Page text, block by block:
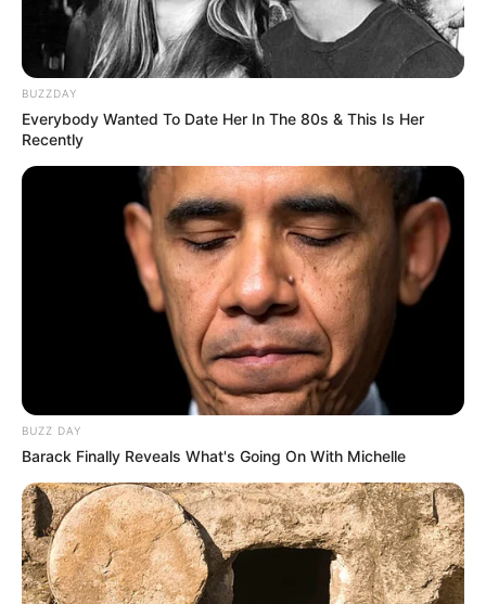
12. Para fazer o nariz, alinhave um pequeno
círculo e coloque enchimento.
13. Puxe a linha e faça o arremate. Reserve.
BUZZDAY
Everybody Wanted To Date Her In The 80s & This Is Her
Recently
BUZZ DAY
Barack Finally Reveals What's Going On With Michelle